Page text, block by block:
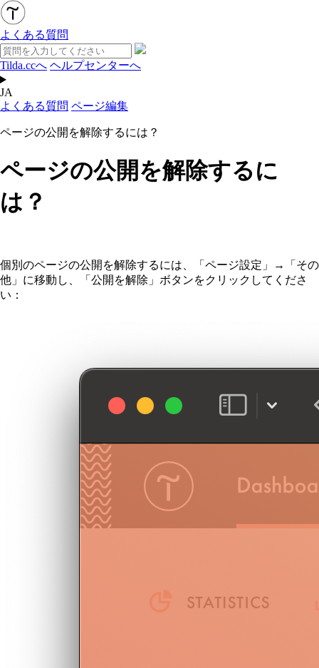
よくある質問
Tilda.ccへ ヘルプセンターへ
JA
よくある質問 ページ編集
ページの公開を解除するには？
ページの公開を解除するに
は？
個別のページの公開を解除するには、「ページ設定」→「その
他」に移動し、「公開を解除」ボタンをクリックしてくださ
い：